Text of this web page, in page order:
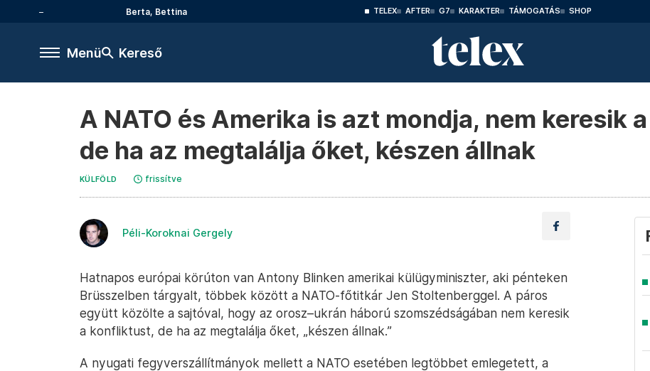
Berta, Bettina TELEX AFTER G7 KARAKTER TÁMOGATÁS SHOP
Menü Kereső
A NATO és Amerika is azt mondja, nem keresik
de ha az megtalálja őket, készen állnak
KÜLFÖLD frissítve
Péli-Koroknai Gergely
Hatnapos európai körúton van Antony Blinken amerikai külügyminiszter, aki pénteken
Brüsszelben tárgyalt, többek között a NATO-főtitkár Jen Stoltenberggel. A páros
együtt közölte a sajtóval, hogy az orosz–ukrán háború szomszédságában nem keresik
a konfliktust, de ha az megtalálja őket, „készen állnak.”
A nyugati fegyverszállítmányok mellett a NATO esetében legtöbbet emlegetett, a